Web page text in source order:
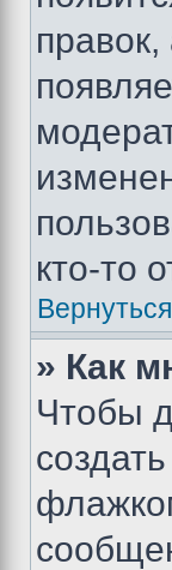
кто-то
» Как
Чтобы